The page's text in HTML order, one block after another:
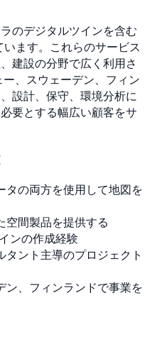
のデジタルツインを含む
ます。これらのサービス
建設の分野で広く利用さ
、スウェーデン、フィン
設計、保守、環境分析に
要とする幅広い顧客をサ
タの両方を使用して地図を
空間製品を提供する
ンの作成経験
タント主導のプロジェクト
ン、フィンランドで事業を